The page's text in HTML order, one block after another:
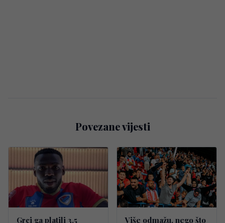
Povezane vijesti
Grci ga platili 3,5
Više odmažu, nego što